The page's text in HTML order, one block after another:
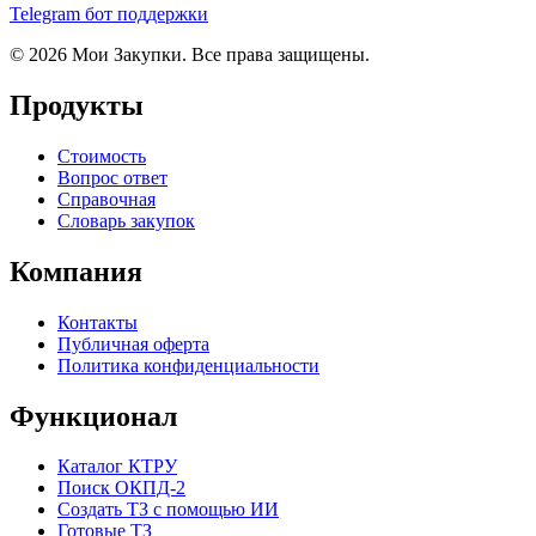
Telegram бот поддержки
© 2026 Мои Закупки. Все права защищены.
Продукты
Стоимость
Вопрос ответ
Справочная
Словарь закупок
Компания
Контакты
Публичная оферта
Политика конфиденциальности
Функционал
Каталог КТРУ
Поиск ОКПД-2
Создать ТЗ с помощью ИИ
Готовые ТЗ